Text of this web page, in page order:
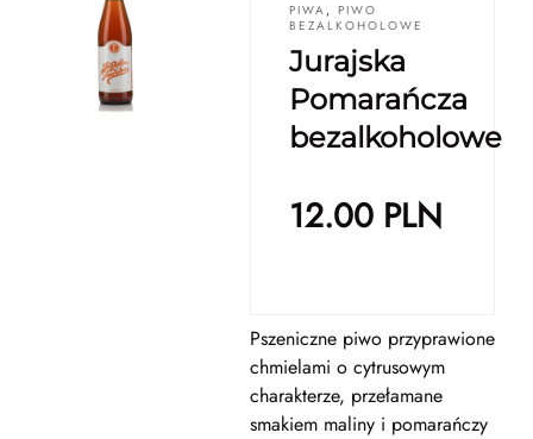
PIWA , PIWO
BEZALKOHOLOWE
Jurajska
Pomarańcza
bezalkoholowe
12.00PLN
Pszeniczne piwo przyprawione
chmielami o cytrusowym
charakterze, przełamane
smakiem maliny i pomarańczy